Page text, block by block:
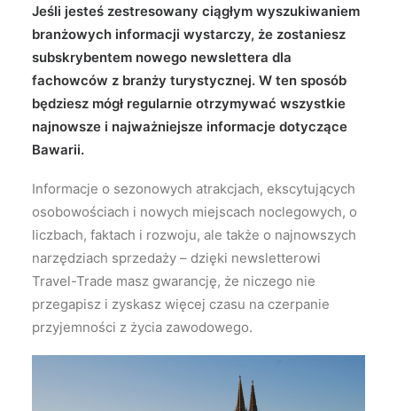
Jeśli jesteś zestresowany ciągłym wyszukiwaniem
branżowych informacji wystarczy, że zostaniesz
subskrybentem nowego newslettera dla
fachowców z branży turystycznej. W ten sposób
będziesz mógł regularnie otrzymywać wszystkie
najnowsze i najważniejsze informacje dotyczące
Bawarii.
Informacje o sezonowych atrakcjach, ekscytujących
osobowościach i nowych miejscach noclegowych, o
liczbach, faktach i rozwoju, ale także o najnowszych
narzędziach sprzedaży – dzięki newsletterowi
Travel-Trade masz gwarancję, że niczego nie
przegapisz i zyskasz więcej czasu na czerpanie
przyjemności z życia zawodowego.